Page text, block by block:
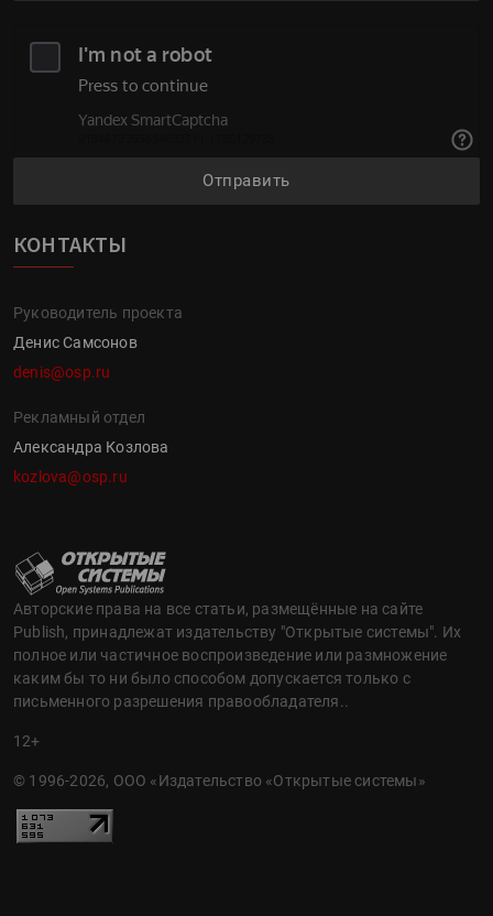
Отправить
КОНТАКТЫ
Руководитель проекта
Денис Самсонов
denis@osp.ru
Рекламный отдел
Александра Козлова
kozlova@osp.ru
Авторские права на все статьи, размещённые на сайте
Publish, принадлежат издательству "Открытые системы". Их
полное или частичное воспроизведение или размножение
каким бы то ни было способом допускается только с
письменного разрешения правообладателя..
12+
© 1996-2026, ООО «Издательство «Открытые системы»